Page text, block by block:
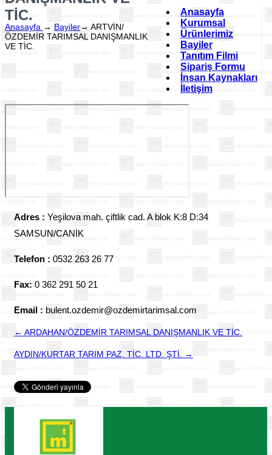
Anasayfa
Kurumsal
Ürünlerimiz
Bayiler
Tanıtım Filmi
Sipariş Formu
İnsan Kaynakları
İletişim
TİC.
Anasayfa → Bayiler→ ARTVİN/
ÖZDEMİR TARIMSAL DANIŞMANLIK
VE TİC.
Adres : Yeşilova mah. çiftlik cad. A blok K:8 D:34
SAMSUN/CANİK
Telefon : 0532 263 26 77
Fax: 0 362 291 50 21
Email : bulent.ozdemir@ozdemirtarimsal.com
← ARDAHAN/ÖZDEMİR TARIMSAL DANIŞMANLIK VE TİC.
AYDIN/KURTAR TARIM PAZ. TİC. LTD. ŞTİ. →